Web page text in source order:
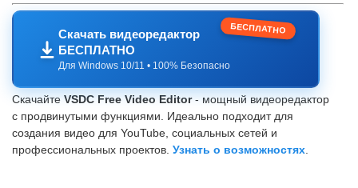
Скачать видеоредактор
БЕСПЛАТНО
Для Windows 10/11 • 100% Безопасно
БЕСПЛАТНО
Скачайте VSDC Free Video Editor- мощный видеоредактор
с продвинутыми функциями. Идеально подходит для
создания видео для YouTube, социальных сетей и
профессиональных проектов. Узнать о возможностях.